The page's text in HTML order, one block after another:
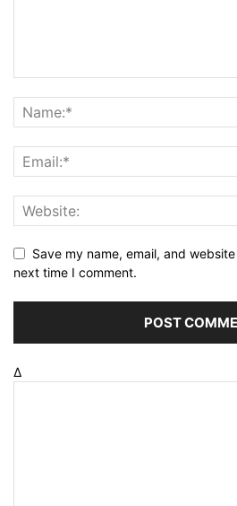
Save my name, email, and
next time I comment.
Δ